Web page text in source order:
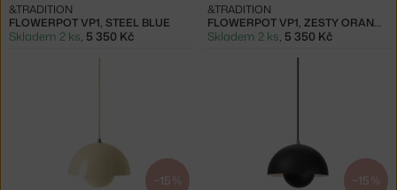
FLOWERPOT VP1, STEEL BLUE
&TRADITION
Skladem 2 ks 5 350 Kč
FLOWERPOT VP1, ZESTY ORANGE
&TRADITION
Skladem 2 ks 5 350 Kč
−15 % −15 %